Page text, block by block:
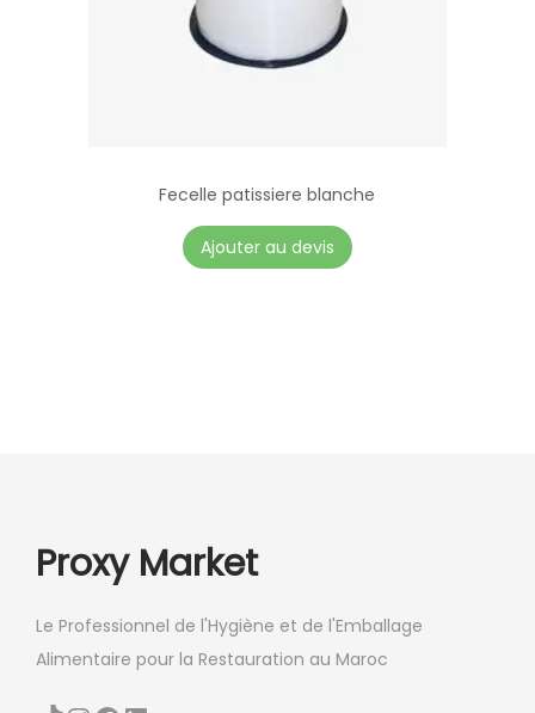
Fecelle patissiere blanche
Ajouter au devis
Proxy Market
Le Professionnel de l'Hygiène et de l'Emballage
Alimentaire pour la Restauration au Maroc